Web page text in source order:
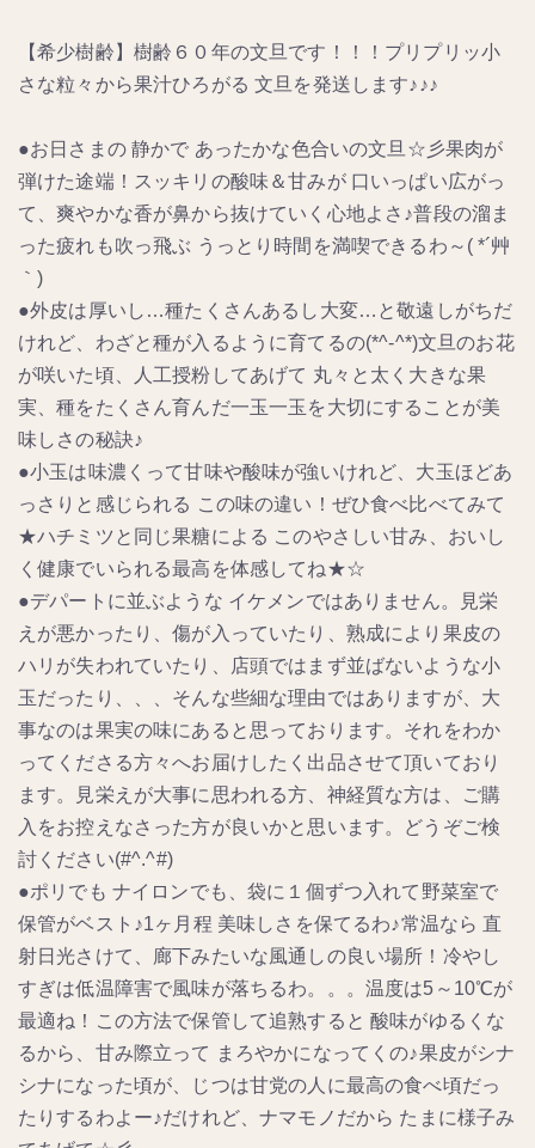
【希少樹齢】樹齢６０年の文旦です！！！プリプリッ小
さな粒々から果汁ひろがる 文旦を発送します♪♪♪
●お日さまの 静かで あったかな色合いの文旦☆彡果肉が
弾けた途端！スッキリの酸味＆甘みが 口いっぱい広がっ
て、爽やかな香が鼻から抜けていく心地よさ♪普段の溜ま
った疲れも吹っ飛ぶ うっとり時間を満喫できるわ～( *´艸
｀)
●外皮は厚いし…種たくさんあるし大変…と敬遠しがちだ
けれど、わざと種が入るように育てるの(*^-^*)文旦のお花
が咲いた頃、人工授粉してあげて 丸々と太く大きな果
実、種をたくさん育んだ一玉一玉を大切にすることが美
味しさの秘訣♪
●小玉は味濃くって甘味や酸味が強いけれど、大玉ほどあ
っさりと感じられる この味の違い！ぜひ食べ比べてみて
★ハチミツと同じ果糖による このやさしい甘み、おいし
く健康でいられる最高を体感してね★☆
●デパートに並ぶような イケメンではありません。見栄
えが悪かったり、傷が入っていたり、熟成により果皮の
ハリが失われていたり、店頭ではまず並ばないような小
玉だったり、、、そんな些細な理由ではありますが、大
事なのは果実の味にあると思っております。それをわか
ってくださる方々へお届けしたく出品させて頂いており
ます。見栄えが大事に思われる方、神経質な方は、ご購
入をお控えなさった方が良いかと思います。どうぞご検
討ください(#^.^#)
●ポリでも ナイロンでも、袋に１個ずつ入れて野菜室で
保管がベスト♪1ヶ月程 美味しさを保てるわ♪常温なら 直
射日光さけて、廊下みたいな風通しの良い場所！冷やし
すぎは低温障害で風味が落ちるわ。。。温度は5～10℃が
最適ね！この方法で保管して追熟すると 酸味がゆるくな
るから、甘み際立って まろやかになってくの♪果皮がシナ
シナになった頃が、じつは甘党の人に最高の食べ頃だっ
たりするわよー♪だけれど、ナマモノだから たまに様子み